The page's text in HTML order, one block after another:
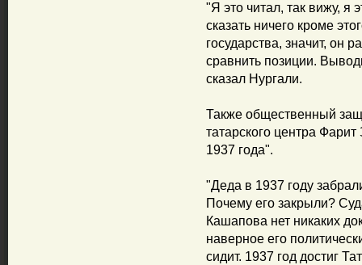
"Я это читал, так вижу, я
сказать ничего кроме
государства, значит, он
сравнить позиции.
сказал Нургали.
Также общественный
татарского центра
1937 года".
"Деда в 1937 году
Почему его закрыли?
Кашапова нет никаких
наверное его
сидит. 1937 год достиг